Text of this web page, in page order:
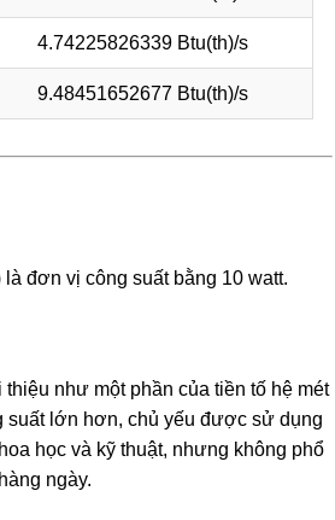
4.74225826339 Btu(th)/s
9.48451652677 Btu(th)/s
là đơn vị công suất bằng 10 watt.
như một phần của tiền tố hệ mét
suất lớn hơn, chủ yếu được sử dụng
học và kỹ thuật, nhưng không phổ
ngày.